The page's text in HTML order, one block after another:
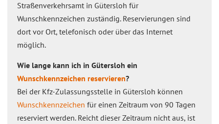
Straßenverkehrsamt in Gütersloh für
Wunschkennzeichen zuständig. Reservierungen sind
dort vor Ort, telefonisch oder über das Internet
möglich.
Wie lange kann ich in Gütersloh ein
Wunschkennzeichen reservieren?
Bei der Kfz-Zulassungsstelle in Gütersloh können
Wunschkennzeichen für einen Zeitraum von 90 Tagen
reserviert werden. Reicht dieser Zeitraum nicht aus, ist